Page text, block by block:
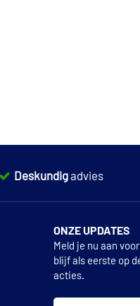
Deskundigadvies
ONZE UPDATES
Meld je nu aan
blijf als eerste op
acties.